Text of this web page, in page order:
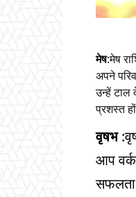
मेष:मेष
अपने
उन्हें टाल
प्रशस्त
वृषभ
आप
सफलता